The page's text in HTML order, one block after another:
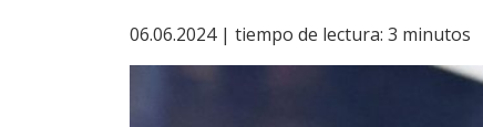
06.06.2024 | tiempo de lectura: 3 minutos